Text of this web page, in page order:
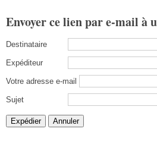
Envoyer ce lien par e-mail à
Destinataire
Expéditeur
Votre adresse e-mail
Sujet
Expédier Annuler